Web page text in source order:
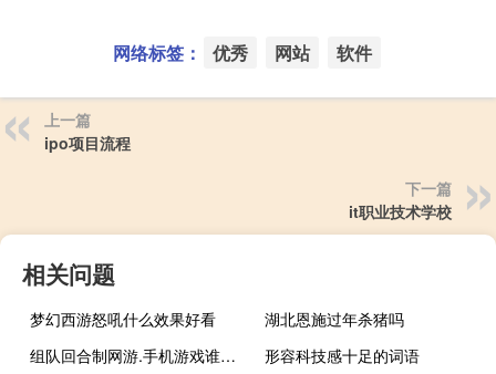
网络标签： 优秀 网站 软件
上一篇
ipo项目流程
下一篇
it职业技术学校
相关问题
梦幻西游怒吼什么效果好看
湖北恩施过年杀猪吗
组队回合制网游.手机游戏谁推荐个 最新回合制网络游戏
形容科技感十足的词语